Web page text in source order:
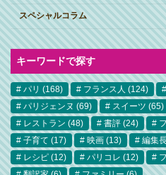
スペシャルコラム
キーワードで探す
パリ (168) フランス人 (124)
パリジェンヌ (69) スイーツ (65)
レストラン (48) 書評 (24)
子育て (17) 映画 (13) 編集
レシピ (12) パリコレ (12)